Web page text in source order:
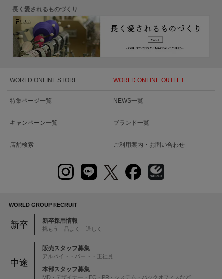
長く愛されるものづくり
WORLD ONLINE STORE WORLD ONLINE OUTLET
特集ページ一覧 NEWS一覧
キャンペーン一覧 ブランド一覧
店舗検索 ご利用案内・お問い合わせ
WORLD GROUP RECRUIT
新卒 新卒採用情報
挑もう 品よく 逞しく
中途
販売スタッフ募集
アルバイト・パート・正社員
本部スタッフ募集
MD・デザイナー・EC・PR・システム・バックオフィスなど